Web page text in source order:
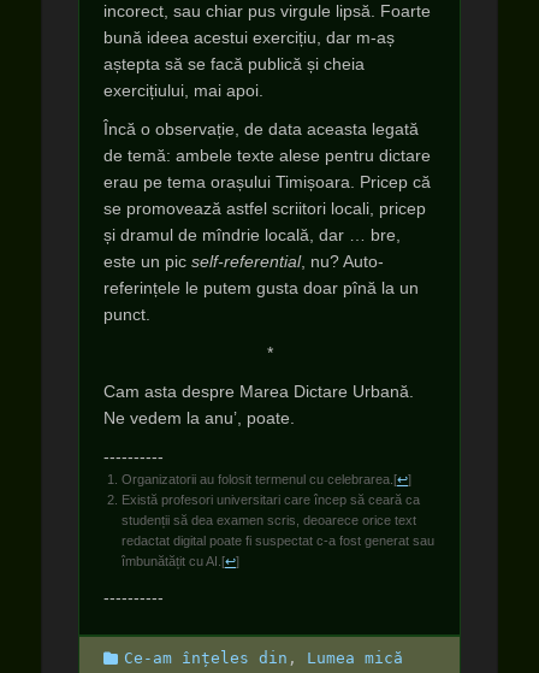
incorect, sau chiar pus virgule lipsă. Foarte
bună ideea acestui exercițiu, dar m-aș
aștepta să se facă publică și cheia
exercițiului, mai apoi.
Încă o observație, de data aceasta legată
de temă: ambele texte alese pentru dictare
erau pe tema orașului Timișoara. Pricep că
se promovează astfel scriitori locali, pricep
și dramul de mîndrie locală, dar … bre,
este un pic self-referential, nu? Auto-
referințele le putem gusta doar pînă la un
punct.
*
Cam asta despre Marea Dictare Urbană.
Ne vedem la anu’, poate.
----------
Organizatorii au folosit termenul cu celebrarea. [↩]
Există profesori universitari care încep să ceară ca
studenții să dea examen scris, deoarece orice text
redactat digital poate fi suspectat c-a fost generat sau
îmbunătățit cu AI.
[↩]
----------
Categories
Ce-am înțeles din , Lumea mică